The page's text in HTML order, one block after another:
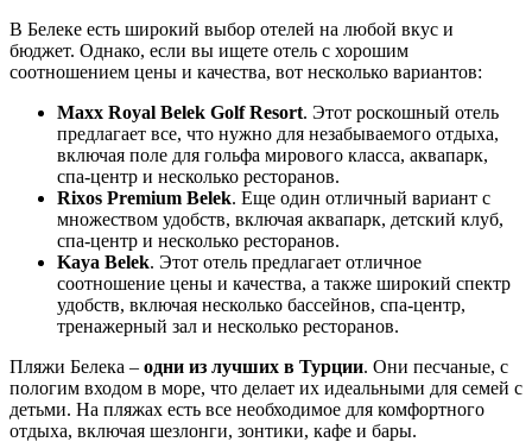
В Белеке есть широкий выбор отелей на любой вкус и
бюджет. Однако, если вы ищете отель с хорошим
соотношением цены и качества, вот несколько вариантов:
Maxx Royal Belek Golf Resort. Этот роскошный отель
предлагает все, что нужно для незабываемого отдыха,
включая поле для гольфа мирового класса, аквапарк,
спа-центр и несколько ресторанов.
Rixos Premium Belek. Еще один отличный вариант с
множеством удобств, включая аквапарк, детский клуб,
спа-центр и несколько ресторанов.
Kaya Belek. Этот отель предлагает отличное
соотношение цены и качества, а также широкий спектр
удобств, включая несколько бассейнов, спа-центр,
тренажерный зал и несколько ресторанов.
Пляжи Белека – одни из лучших в Турции. Они песчаные, с
пологим входом в море, что делает их идеальными для семей с
детьми. На пляжах есть все необходимое для комфортного
отдыха, включая шезлонги, зонтики, кафе и бары.